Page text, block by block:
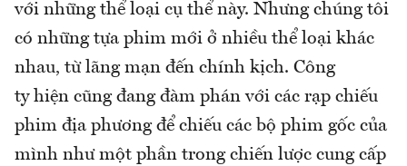
với những thể loại cụ thể này. Nhưng chúng tôi
có những tựa phim mới ở nhiều thể loại khác
nhau, từ lãng mạn đến chính kịch. Công
ty hiện cũng đang đàm phán với các rạp chiếu
phim địa phương để chiếu các bộ phim gốc của
mình như một phần trong chiến lược cung cấp